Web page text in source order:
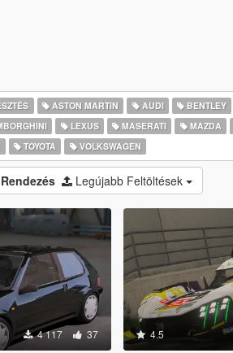
ASTON MARTIN AUDI BENTLEY
LEXUS MASERATI MAZDA
TOYOTA VOLKSWAGEN
Rendezés Legújabb Feltöltések
4 117 37 4.5